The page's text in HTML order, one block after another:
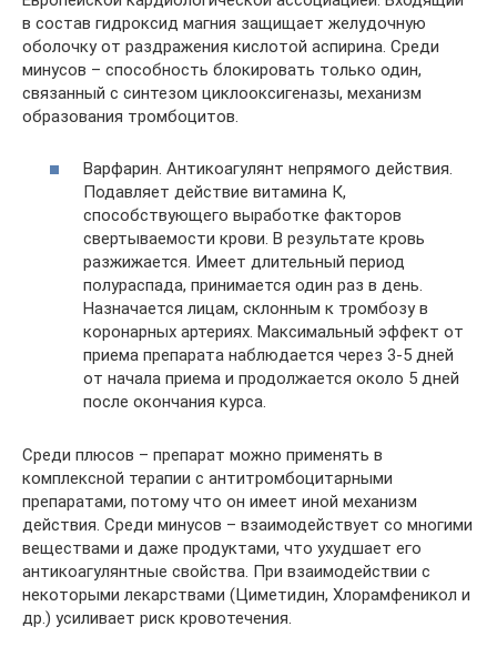
в состав гидроксид магния защищает желудочную
оболочку от раздражения кислотой аспирина. Среди
минусов – способность блокировать только один,
связанный с синтезом циклооксигеназы, механизм
образования тромбоцитов.
Варфарин. Антикоагулянт непрямого действия.
Подавляет действие витамина К,
способствующего выработке факторов
свертываемости крови. В результате кровь
разжижается. Имеет длительный период
полураспада, принимается один раз в день.
Назначается лицам, склонным к тромбозу в
коронарных артериях. Максимальный эффект от
приема препарата наблюдается через 3-5 дней
от начала приема и продолжается около 5 дней
после окончания курса.
Среди плюсов – препарат можно применять в
комплексной терапии с антитромбоцитарными
препаратами, потому что он имеет иной механизм
действия. Среди минусов – взаимодействует со многими
веществами и даже продуктами, что ухудшает его
антикоагулянтные свойства. При взаимодействии с
некоторыми лекарствами (Циметидин, Хлорамфеникол и
др.) усиливает риск кровотечения.